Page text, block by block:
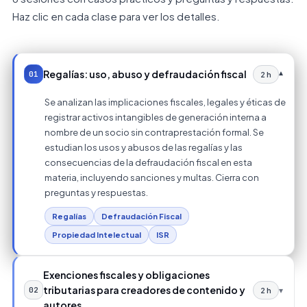
Haz clic en cada clase para ver los detalles.
01 Regalías: uso, abuso y defraudación fiscal 2 h ▾
Se analizan las implicaciones fiscales, legales y éticas de
registrar activos intangibles de generación interna a
nombre de un socio sin contraprestación formal. Se
estudian los usos y abusos de las regalías y las
consecuencias de la defraudación fiscal en esta
materia, incluyendo sanciones y multas. Cierra con
preguntas y respuestas.
Regalías Defraudación Fiscal
Propiedad Intelectual ISR
02
Exenciones fiscales y obligaciones
tributarias para creadores de contenido y
2 h ▾